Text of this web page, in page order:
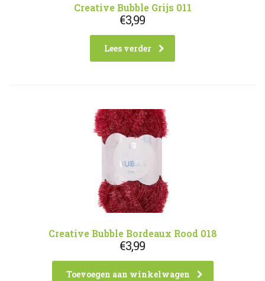
Creative Bubble Grijs 011
€3,99
Lees verder
Creative Bubble Bordeaux Rood 018
€3,99
Toevoegen aan winkelwagen